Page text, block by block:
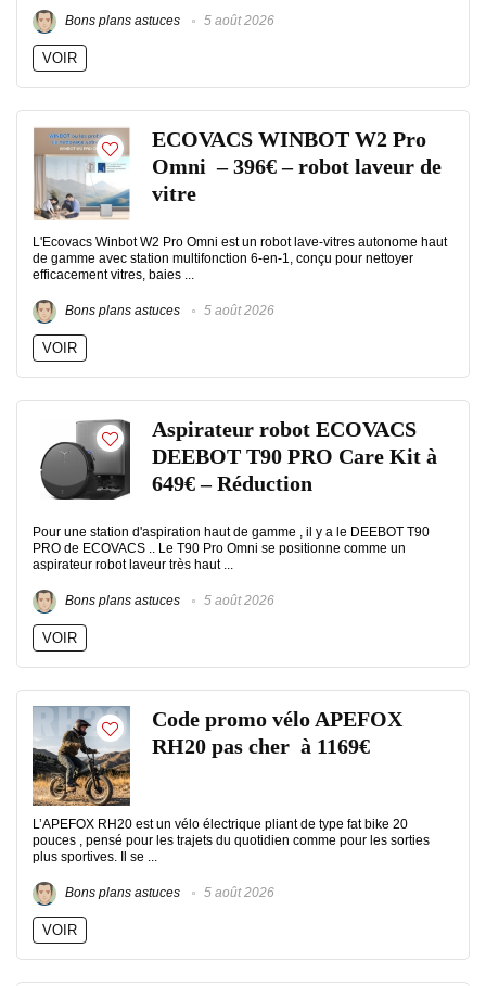
Bons plans astuces 5 août 2026
VOIR
ECOVACS WINBOT W2 Pro
Omni – 396€ – robot laveur de
vitre
L'Ecovacs Winbot W2 Pro Omni est un robot lave-vitres autonome haut
de gamme avec station multifonction 6-en-1, conçu pour nettoyer
efficacement vitres, baies ...
Bons plans astuces 5 août 2026
VOIR
Aspirateur robot ECOVACS
DEEBOT T90 PRO Care Kit à
649€ – Réduction
Pour une station d'aspiration haut de gamme , il y a le DEEBOT T90
PRO de ECOVACS .. Le T90 Pro Omni se positionne comme un
aspirateur robot laveur très haut ...
Bons plans astuces 5 août 2026
VOIR
Code promo vélo APEFOX
RH20 pas cher à 1169€
L’APEFOX RH20 est un vélo électrique pliant de type fat bike 20
pouces , pensé pour les trajets du quotidien comme pour les sorties
plus sportives. Il se ...
Bons plans astuces 5 août 2026
VOIR